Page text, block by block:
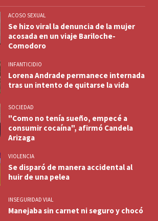
ACOSO SEXUAL
Se hizo viral la denuncia de la mujer
acosada en un viaje Bariloche-
Comodoro
INFANTICIDIO
Lorena Andrade permanece internada
tras un intento de quitarse la vida
SOCIEDAD
"Como no tenía sueño, empecé a
consumir cocaína", afirmó Candela
Arizaga
VIOLENCIA
Se disparó de manera accidental al
huir de una pelea
INSEGURIDAD VIAL
Manejaba sin carnet ni seguro y chocó